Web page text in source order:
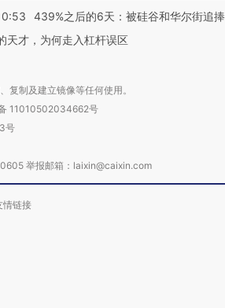
439%之后的6天：被硅谷和华尔街追捧
天才，为何走入杠杆误区
复制及建立镜像等任何使用。
11010502034662号
号
举报邮箱：laixin@caixin.com
情链接